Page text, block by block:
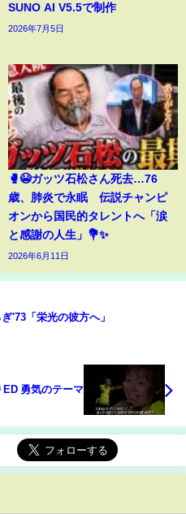
SUNO AI V5.5で制作
2026年7月5日
🥊😭ガッツ石松さん死去…76
歳、肺炎で永眠 伝説チャンピ
オンから国民的タレントへ「涙
と感謝の人生」💐✨
2026年6月11日
'73「栄光の彼方へ」
勇気のテーマ